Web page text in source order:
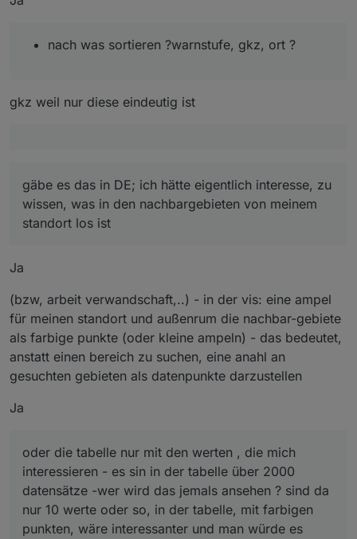
nach was sortieren ?warnstufe, gkz, ort ?
gkz weil nur diese eindeutig ist
gäbe es das in DE; ich hätte eigentlich interesse, zu
wissen, was in den nachbargebieten von meinem
standort los ist
Ja
(bzw, arbeit verwandschaft,..) - in der vis: eine ampel
für meinen standort und außenrum die nachbar-gebiete
als farbige punkte (oder kleine ampeln) - das bedeutet,
anstatt einen bereich zu suchen, eine anahl an
gesuchten gebieten als datenpunkte darzustellen
Ja
oder die tabelle nur mit den werten , die mich
interessieren - es sin in der tabelle über 2000
datensätze -wer wird das jemals ansehen ? sind da
nur 10 werte oder so, in der tabelle, mit farbigen
punkten, wäre interessanter und man würde es